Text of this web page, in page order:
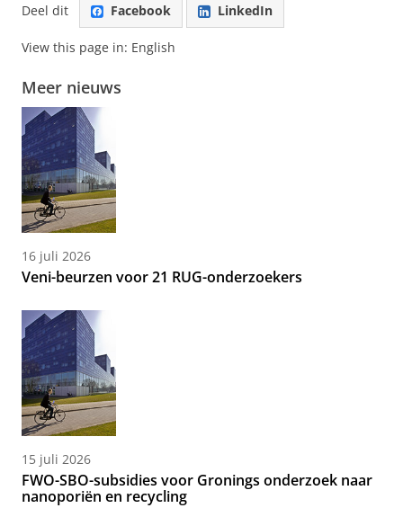
Deel dit Facebook LinkedIn
View this page in: English
Meer nieuws
16 juli 2026
Veni-beurzen voor 21 RUG-onderzoekers
15 juli 2026
FWO-SBO-subsidies voor Gronings onderzoek naar
nanoporiën en recycling